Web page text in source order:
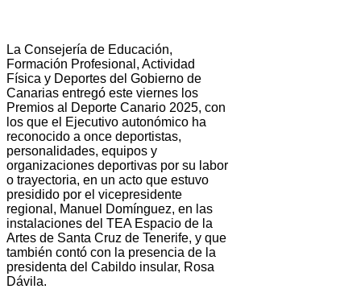
La Consejería de Educación,
Formación Profesional, Actividad
Física y Deportes del Gobierno de
Canarias entregó este viernes los
Premios al Deporte Canario 2025, con
los que el Ejecutivo autonómico ha
reconocido a once deportistas,
personalidades, equipos y
organizaciones deportivas por su labor
o trayectoria, en un acto que estuvo
presidido por el vicepresidente
regional, Manuel Domínguez, en las
instalaciones del TEA Espacio de la
Artes de Santa Cruz de Tenerife, y que
también contó con la presencia de la
presidenta del Cabildo insular, Rosa
Dávila.